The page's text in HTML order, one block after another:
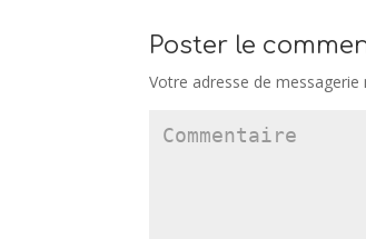
Poster le
Votre adresse de messagerie